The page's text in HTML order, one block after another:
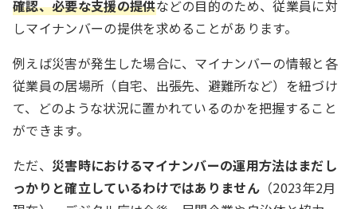
確認、必要な支援の提供などの目的のため、従業員に対
しマイナンバーの提供を求めることがあります。
例えば災害が発生した場合に、マイナンバーの情報と各
従業員の居場所（自宅、出張先、避難所など）を紐づけ
て、どのような状況に置かれているのかを把握すること
ができます。
ただ、 災害時におけるマイナンバーの運用方法はまだし
っかりと確立しているわけではありません （2023年2月